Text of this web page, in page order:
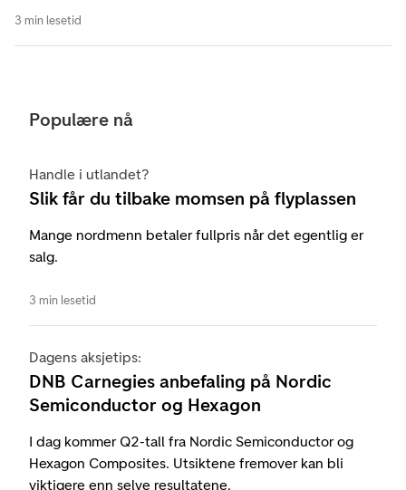
3 min lesetid
Populære nå
Handle i utlandet?
Slik får du tilbake momsen på flyplassen
Mange nordmenn betaler fullpris når det egentlig er
salg.
3 min lesetid
Dagens aksjetips:
DNB Carnegies anbefaling på Nordic
Semiconductor og Hexagon
I dag kommer Q2-tall fra Nordic Semiconductor og
Hexagon Composites. Utsiktene fremover kan bli
viktigere enn selve resultatene.